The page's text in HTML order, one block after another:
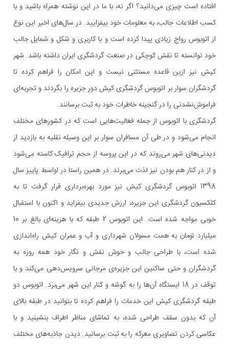
افتاده است چیزی می‌دانید؟ اگر نه، با ما در این نوشته همراه باشید و با
کسب اطلاعات جالب، به معلومات خود بیفزایید. در سال‌های اخیر این نوع
از اتوبوس رواج زیادی پیدا کرده است و با کاربری و شکل و شمایل جالب
خود توانسته تا نقش کوچکی در صنعت گردشگری ایران داشته باشد. شهر
کیش نیز ازین قاعده مستثنی نیست و این امکان را فراهم کرده تا
گردشگران سوار بر اتوبوس گردشگری کیش دور جزیره را بگردند و تجربه‌ای
فراموش‌نشدنی را در گنجینه خاطرات خود به ثبت برسانند.
گردشگری با اتوبوس از جمله فعالیت‌هایی است که در کشورهای مختلف
انجام می‌شود و در طی آن مسافران سوار بر این وسیله نقلیه به بازدید از
دیدنی‌های شهر می‌روند که در این پروسه از حجم ترافیک کاسته می‌شود
و از در کنار هم بودن نیز لذت می‌برند. در همین راستا در اواسط پاییز سال
1398 اتوبوس گردشگری کیش نیز مورد بهره‌برداری قرار گرفت تا به
کلکسیون گردشگری این جزیره، ارزش جدیدی بیفزاید و اکنون با استقبال
خوبی مواجه شده است. این اتوبوس 2 طبقه که با هزینه‌ای بالغ بر 10
میلیارد تومان به همت مسولان شهرداری و آب و عمران کیش راه‌اندازی
شده است، با طراحی جالب و خوش نقش و نگار خود همه روزه به
گردشگران و حتی ساکنین این جزیره‌ی مرجانی سرویس‌دهی می‌کند و با
توقف در 18 ایستگاه آن‌ها را به گوشه و کنار این شهر می‌برد. اتوبوس دو
طبقه گردشگری کیش این خدمات را فراهم کرده تا بتوانید در طبقه بالای
آن که بدون سقف طراحی شده، به تماشای مناظر اطراف بنشینید و با
عکاسی کردن تصاویری معرکه را به ثبت برسانید. دیدن جاذبه‌‌های مختلف